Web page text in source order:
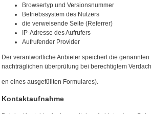
Browsertyp und Versionsnummer
Betriebssystem des Nutzers
die verweisende Seite (Referrer)
IP-Adresse des Aufrufers
Aufrufender Provider
Der verantwortliche Anbieter speichert die
nachträglichen überprüfung bei berechtigtem
en eines ausgefüllten Formulares).
Kontaktaufnahme